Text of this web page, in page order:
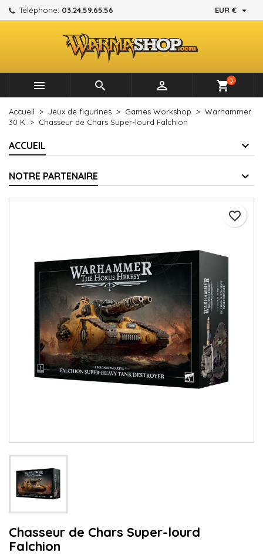
Téléphone: 03.24.59.65.56 EUR € 
   shopping_cart0
Accueil Jeux de figurines Games Workshop
Warhammer
30 K
Chasseur de Chars Super-lourd Falchion
ACCUEIL
NOTRE PARTENAIRE
Chasseur de Chars Super-lourd
Falchion
favorite_border
Mes listes d'envies ×
Créer une nouvelle liste
Créer une liste d'envies ×
Nom de la liste d'envies
Annuler Créer une liste d'envies
Connexion ×
Vous devez être connecté pour ajouter des produits à
votre liste d'envies.